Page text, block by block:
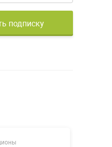
подписку